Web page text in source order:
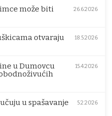
može biti
26.6.2026
otvaraju
18.5.2026
u Dumovcu
15.4.2026
u spašavanje
5.2.2026